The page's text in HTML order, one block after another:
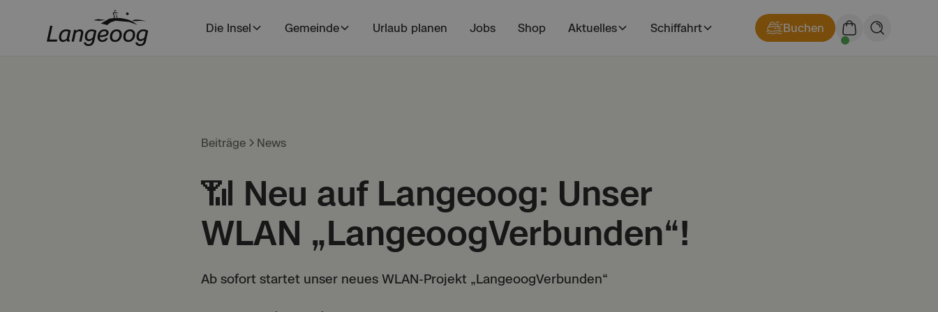
Die Insel Gemeinde Urlaub planen Jobs Shop Aktuelles Schiffahrt Buchen
Beiträge News
📶 Neu auf Langeoog: Unser
WLAN „LangeoogVerbunden“!
Ab sofort startet unser neues WLAN-Projekt „LangeoogVerbunden“